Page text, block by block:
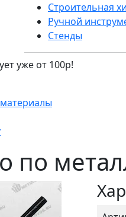
Строительная
Ручной
Стенды
уже от 100р!
по